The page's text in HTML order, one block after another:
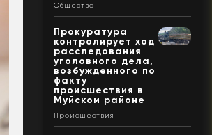
Общество
Прокуратура
контролирует ход
расследования
уголовного дела,
возбужденного по
факту
происшествия в
Муйском районе
Происшествия